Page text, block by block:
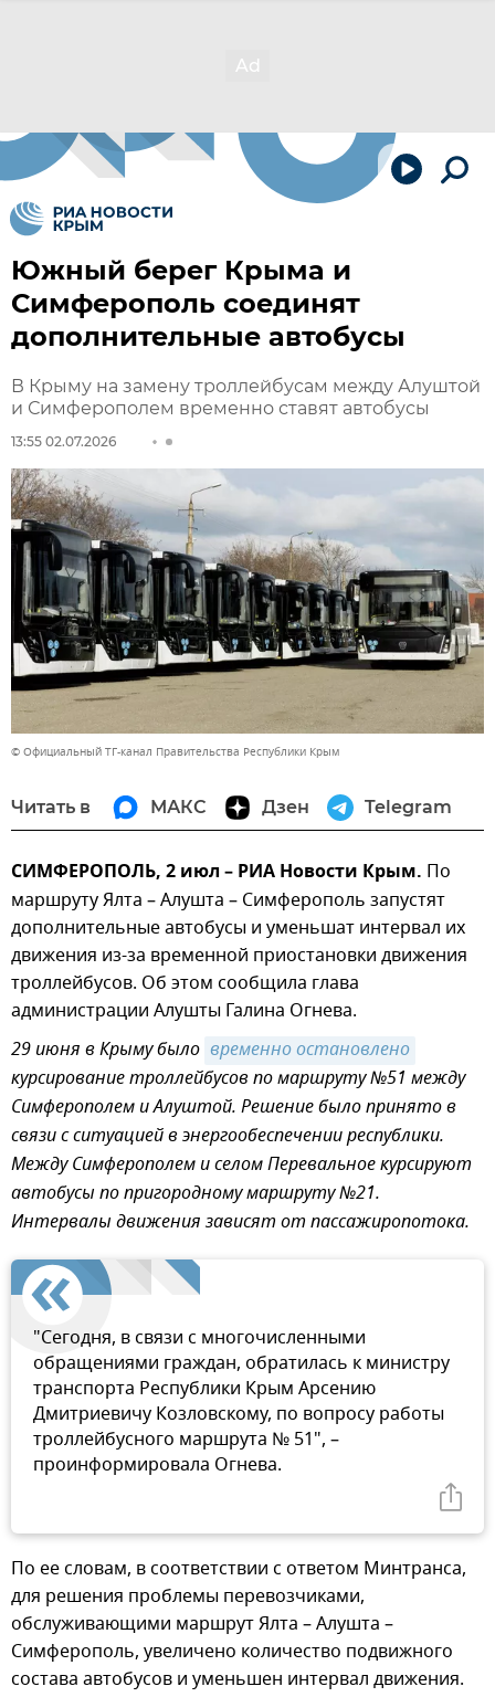
Южный берег Крыма и
Симферополь соединят
дополнительные автобусы
В Крыму на замену троллейбусам между Алуштой
и Симферополем временно ставят автобусы
13:55 02.07.2026
© Официальный ТГ-канал Правительства Республики Крым
Читать в МАКС Дзен Telegram
СИМФЕРОПОЛЬ, 2 июл – РИА Новости Крым. По
маршруту Ялта – Алушта – Симферополь запустят
дополнительные автобусы и уменьшат интервал их
движения из-за временной приостановки движения
троллейбусов. Об этом сообщила глава
администрации Алушты Галина Огнева.
29 июня в Крыму было временно остановлено
курсирование троллейбусов по маршруту №51 между
Симферополем и Алуштой. Решение было принято в
связи с ситуацией в энергообеспечении республики.
Между Симферополем и селом Перевальное курсируют
автобусы по пригородному маршруту №21.
Интервалы движения зависят от пассажиропотока.
"Сегодня, в связи с многочисленными
обращениями граждан, обратилась к министру
транспорта Республики Крым Арсению
Дмитриевичу Козловскому, по вопросу работы
троллейбусного маршрута № 51", –
проинформировала Огнева.
По ее словам, в соответствии с ответом Минтранса,
для решения проблемы перевозчиками,
обслуживающими маршрут Ялта – Алушта –
Симферополь, увеличено количество подвижного
состава автобусов и уменьшен интервал движения.